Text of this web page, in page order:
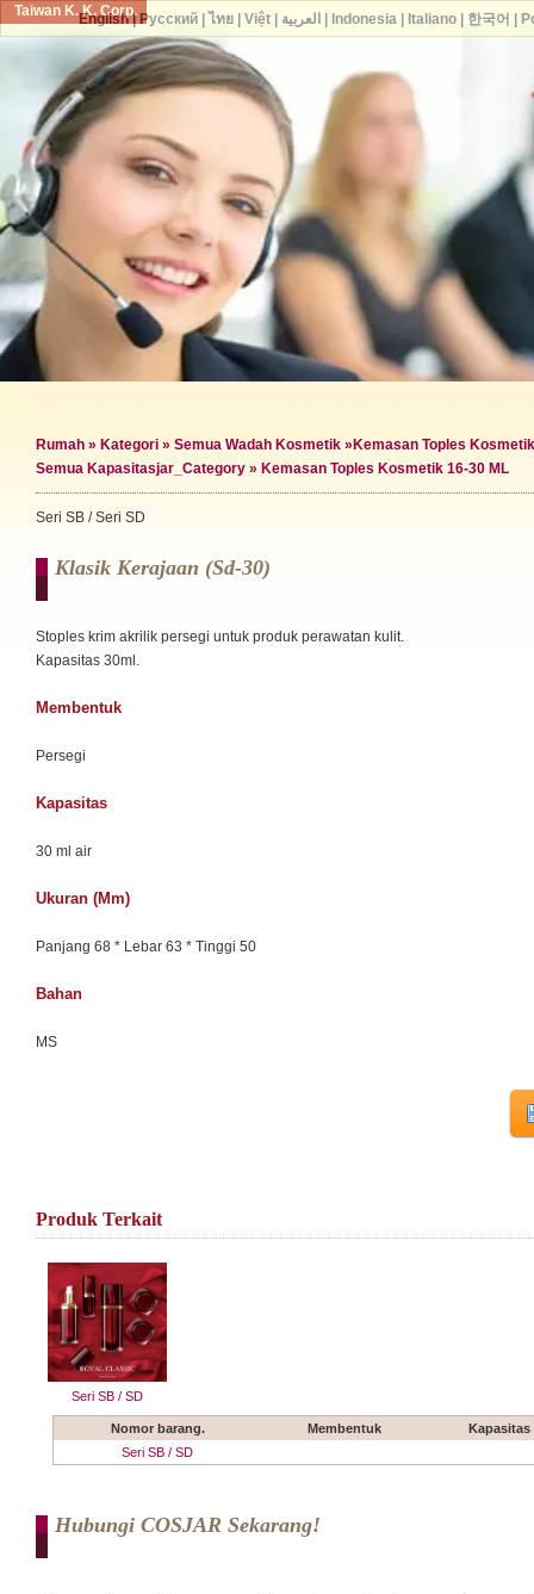
Taiwan K. K. Corp.
Rumah » Kategori » Semua Wadah Kosmetik » Kemasan Toples Kosmetik
Semua Kapasitasjar_Category » Kemasan Toples Kosmetik 16-30 ML
Seri SB / Seri SD
Klasik Kerajaan (sd-30)
Stoples krim akrilik persegi untuk produk perawatan kulit.
Kapasitas 30ml.
Membentuk
Persegi
Kapasitas
30 ml air
Ukuran (mm)
Panjang 68 * Lebar 63 * Tinggi 50
Bahan
MS
Produk Terkait
Seri SB / SD
Nomor barang. Membentuk
Kapasitas
Seri SB / SD
Hubungi COSJAR Sekarang!
English| Русский| ไทย| Việt| العربية Indonesia| Italiano| 한국어